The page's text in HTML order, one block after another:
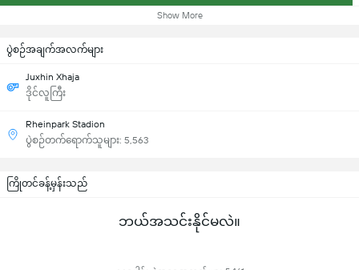
Show More
ပွဲစဉ်အချက်အလက်များ
Juxhin Xhaja
ဒိုင်လူကြီး
Rheinpark Stadion
ပွဲစဉ်တက်ရောက်သူများ: 5,563
ကြိုတင်ခန့်မှန်းသည်
ဘယ်အသင်းနိုင်မလဲ။